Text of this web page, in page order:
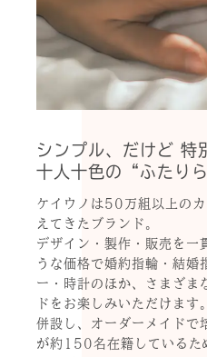
シンプル、だけど 特
十人十色の“ふたり
ケイウノは50万組以上の
えてきたブランド。
デザイン・製作・販売を一
うな価格で婚約指輪・結婚
ー・時計のほか、さまざま
ドをお楽しみいただけます
併設し、オーダーメイドで
が約150名在籍しているた